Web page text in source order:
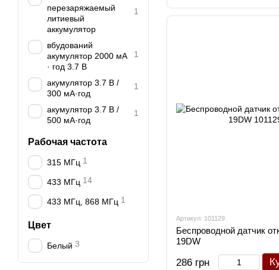
Артикул: 101129
Беспроводной датчик
19DW
286 грн
перезаряжаемый
литиевый
аккумулятор
1
вбудований
акумулятор 2000 мА
· год 3.7 В
1
акумулятор 3.7 В /
300 мА·год
1
акумулятор 3.7 В /
500 мА·год
1
Рабочая частота
315 МГц 1
433 МГц 14
433 МГц, 868 МГц 1
Цвет
Белый 3